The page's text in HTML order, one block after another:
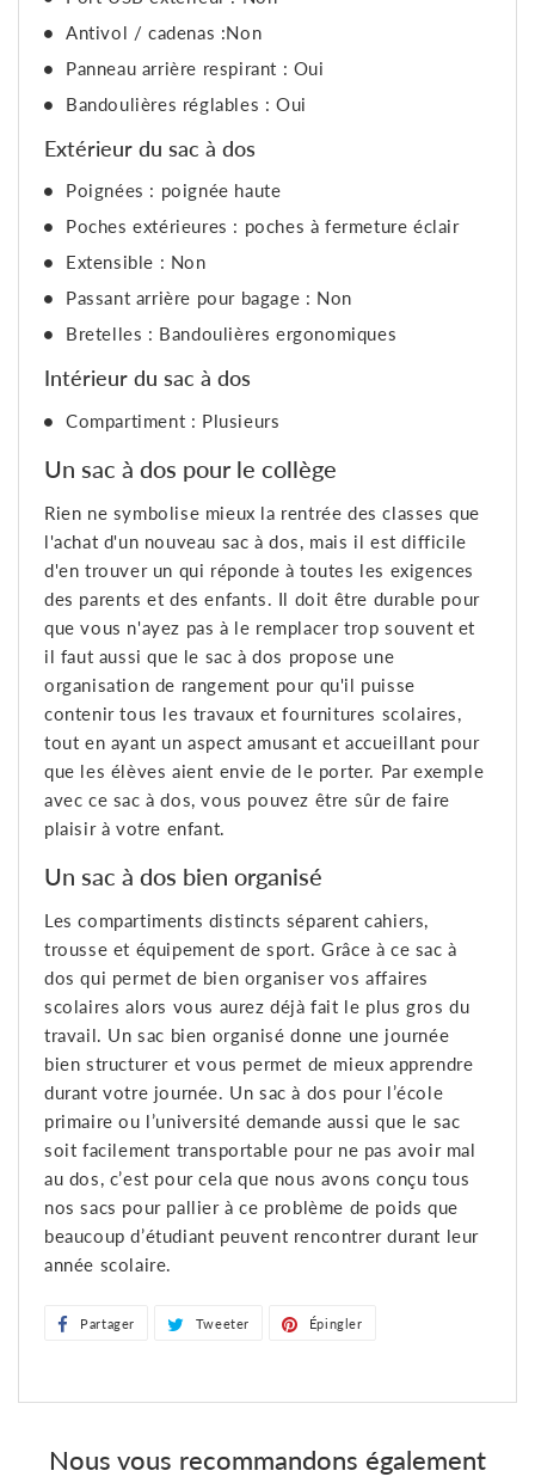
Antivol / cadenas :Non
Panneau arrière respirant : Oui
Bandoulières réglables : Oui
Extérieur du sac à dos
Poignées : poignée haute
Poches extérieures : poches à fermeture éclair
Extensible : Non
Passant arrière pour bagage : Non
Bretelles : Bandoulières ergonomiques
Intérieur du sac à dos
Compartiment : Plusieurs
Un sac à dos pour le collège
Rien ne symbolise mieux la rentrée des classes que
l'achat d'un nouveau sac à dos, mais il est difficile
d'en trouver un qui réponde à toutes les exigences
des parents et des enfants. Il doit être durable pour
que vous n'ayez pas à le remplacer trop souvent et
il faut aussi que le sac à dos propose une
organisation de rangement pour qu'il puisse
contenir tous les travaux et fournitures scolaires,
tout en ayant un aspect amusant et accueillant pour
que les élèves aient envie de le porter. Par exemple
avec ce sac à dos, vous pouvez être sûr de faire
plaisir à votre enfant.
Un sac à dos bien organisé
Les compartiments distincts séparent cahiers,
trousse et équipement de sport. Grâce à ce sac à
dos qui permet de bien organiser vos affaires
scolaires alors vous aurez déjà fait le plus gros du
travail. Un sac bien organisé donne une journée
bien structurer et vous permet de mieux apprendre
durant votre journée. Un sac à dos pour l’école
primaire ou l’université demande aussi que le sac
soit facilement transportable pour ne pas avoir mal
au dos, c’est pour cela que nous avons conçu tous
nos sacs pour pallier à ce problème de poids que
beaucoup d’étudiant peuvent rencontrer durant leur
année scolaire.
Partager PartagerTweeter TweeterÉpingler
Nous vous recommandons également